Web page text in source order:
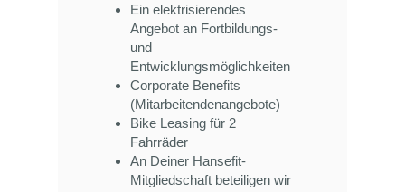
Ein elektrisierendes
Angebot an Fortbildungs-
und
Entwicklungsmöglichkeiten
Corporate Benefits
(Mitarbeitendenangebote)
Bike Leasing für 2
Fahrräder
An Deiner Hansefit-
Mitgliedschaft beteiligen wir